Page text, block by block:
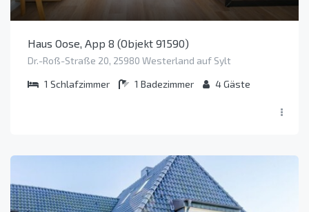
Haus Oose, App 8 (Objekt 91590)
Dr.-Roß-Straße 20, 25980 Westerland auf Sylt
1 Schlafzimmer 1 Badezimmer 4Gäste